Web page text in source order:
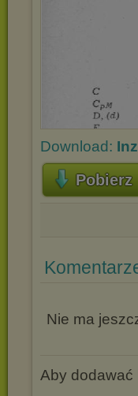
Download:
Pobierz
Nie ma
Aby dodawać